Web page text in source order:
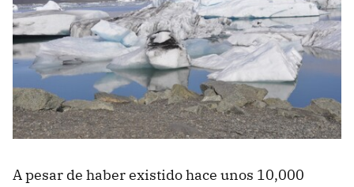
A pesar de haber existido hace unos 10,000